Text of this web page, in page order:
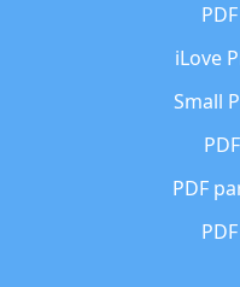
iLove
Small
PDF